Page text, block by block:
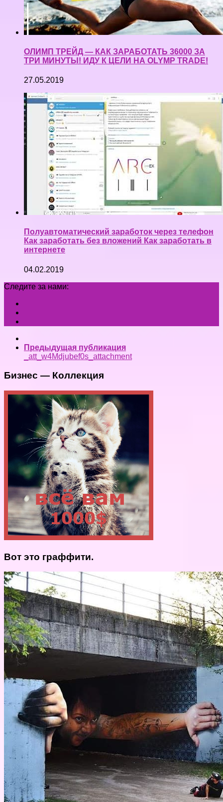
ОЛИМП ТРЕЙД — КАК ЗАРАБОТАТЬ 36000 ЗА
ТРИ МИНУТЫ! ИДУ К ЦЕЛИ НА OLYMP TRADE!
27.05.2019
Полуавтоматический заработок через телефон
Как заработать без вложений Как заработать в
интернете
04.02.2019
Следите за нами:
Предыдущая публикация
_att_w4Mdjubef0s_attachment
Бизнес — Коллекция
Вот это граффити.